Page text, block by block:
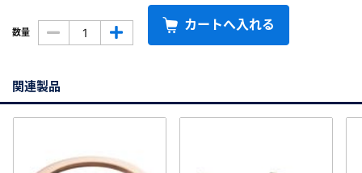
数量 カートへ入れる
関連製品